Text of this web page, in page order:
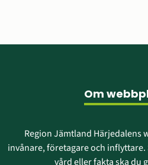
Om
Region Jämtland Härjedalens
invånare, företagare och
vård eller fakta ska du